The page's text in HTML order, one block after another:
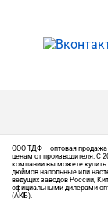
ООО ТДФ – оптовая продажа
ценам от производителя. С
компании вы можете купить
дюймов напольные или
ведущих заводов России,
официальными дилерами
(АКБ).